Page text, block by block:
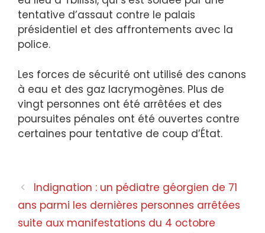
tentative d’assaut contre le palais
présidentiel et des affrontements avec la
police.
Les forces de sécurité ont utilisé des canons
à eau et des gaz lacrymogènes. Plus de
vingt personnes ont été arrêtées et des
poursuites pénales ont été ouvertes contre
certaines pour tentative de coup d’État.
Indignation : un pédiatre géorgien de 71
ans parmi les dernières personnes arrêtées
suite aux manifestations du 4 octobre